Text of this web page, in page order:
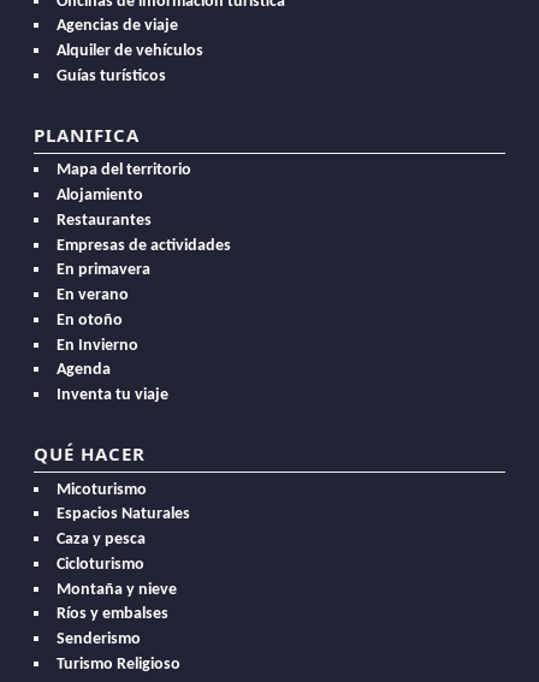
Agencias de viaje
Alquiler de vehículos
Guías turísticos
PLANIFICA
Mapa del territorio
Alojamiento
Restaurantes
Empresas de actividades
En primavera
En verano
En otoño
En Invierno
Agenda
Inventa tu viaje
QUÉ HACER
Micoturismo
Espacios Naturales
Caza y pesca
Cicloturismo
Montaña y nieve
Ríos y embalses
Senderismo
Turismo Religioso